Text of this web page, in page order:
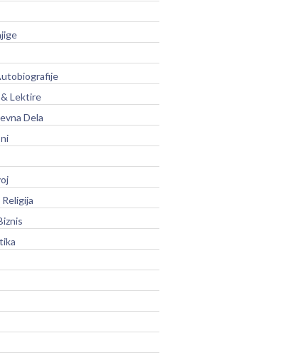
Lektire
Dela